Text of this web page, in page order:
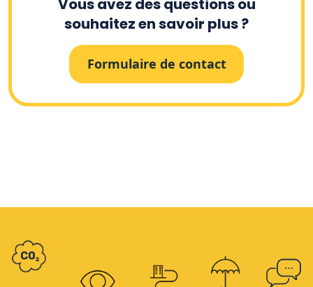
Vous avez des questions ou
souhaitez en savoir plus ?
Formulaire de contact